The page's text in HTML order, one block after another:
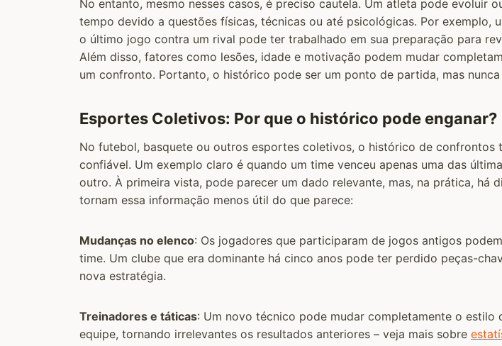
No entanto, mesmo nesses casos, é preciso cautela. Um atleta pode evoluir
tempo devido a questões físicas, técnicas ou até psicológicas. Por exemplo,
o último jogo contra um rival pode ter trabalhado em sua preparação para
Além disso, fatores como lesões, idade e motivação podem mudar
um confronto. Portanto, o histórico pode ser um ponto de partida, mas
Esportes Coletivos: Por que o histórico pode enganar?
No futebol, basquete ou outros esportes coletivos, o histórico de confrontos
confiável. Um exemplo claro é quando um time venceu apenas uma das
outro. À primeira vista, pode parecer um dado relevante, mas, na prática, há
tornam essa informação menos útil do que parece:
Mudanças no elenco: Os jogadores que participaram de jogos antigos
time. Um clube que era dominante há cinco anos pode ter perdido peças-
nova estratégia.
Treinadores e táticas: Um novo técnico pode mudar completamente o estilo
equipe, tornando irrelevantes os resultados anteriores – veja mais sobre